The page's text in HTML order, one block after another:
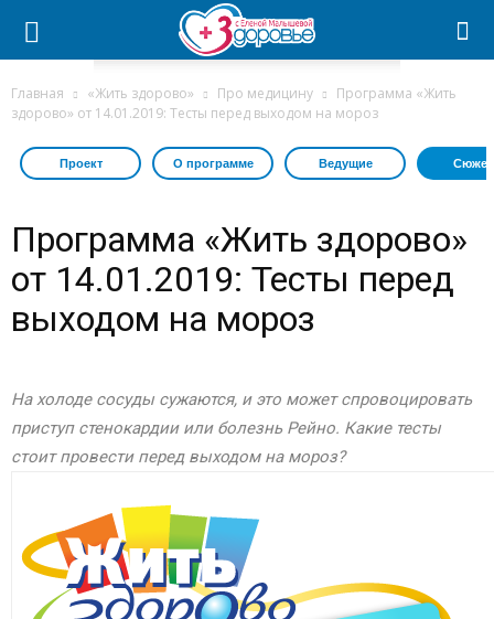
Главная «Жить здорово» Про медицину
Программа «Жить
здорово» от 14.01.2019: Тесты перед выходом на мороз
Проект О программе Ведущие
Программа «Жить здорово»
от 14.01.2019: Тесты перед
выходом на мороз
На холоде сосуды сужаются, и это может спровоцировать
приступ стенокардии или болезнь Рейно. Какие тесты
стоит провести перед выходом на мороз?